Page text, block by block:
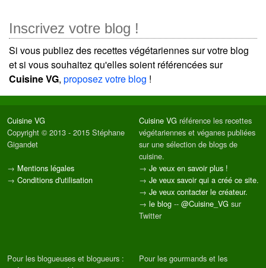
Inscrivez votre blog !
Si vous publiez des recettes végétariennes sur votre blog
et si vous souhaitez qu'elles soient référencées sur
Cuisine VG, proposez votre blog !
Cuisine VG
Copyright © 2013 - 2015 Stéphane
Gigandet
→ Mentions légales
→ Conditions d'utilisation
Cuisine VG référence les recettes
végétariennes et véganes publiées
sur une sélection de blogs de
cuisine.
→ Je veux en savoir plus !
→ Je veux savoir qui a créé ce site.
→ Je veux contacter le créateur.
→ le blog -- @Cuisine_VG sur
Twitter
Pour les blogueuses et blogueurs :
Pour les gourmands et les